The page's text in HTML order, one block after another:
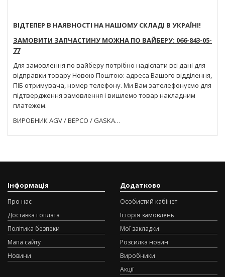
ВІДТЕПЕР В НАЯВНОСТІ НА НАШОМУ СКЛАДІ В УКРАЇНІ!
ЗАМОВИТИ ЗАПЧАСТИНУ МОЖНА ПО ВАЙБЕРУ: 066-843-05-
77
Для замовлення по вайберу потрібно надіслати всі дані для
відправки товару Новою Поштою: адреса Вашого відділення,
ПІБ отримувача, номер телефону. Ми Вам зателефонуємо для
підтвердження замовлення і вишлемо товар накладним
платежем.
ВИРОБНИК AGV / BEPCO / GASKA…
Інформація
Про нас
Доставка і оплата
Політика безпеки
Мапа сайту
Новини
Додатково
Особистий кабінет
Історія замовлень
Мої закладки
Розсилка новин
Виробники
Акції